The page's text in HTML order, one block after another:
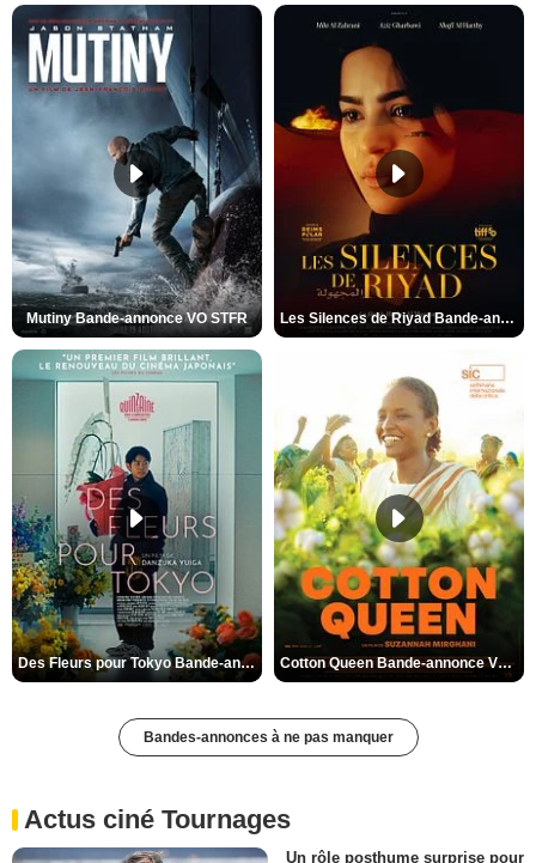
Mutiny Bande-annonce VO STFR Les Silences de Riyad Bande-annonce VO STFR
Des Fleurs pour Tokyo Bande-annonce VO STFR Cotton Queen Bande-annonce VO STFR
Bandes-annonces à ne pas manquer
Actus ciné Tournages
Un rôle posthume surprise pour